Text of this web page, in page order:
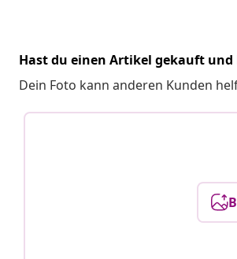
Hast du einen Artikel gekauft
Dein Foto kann anderen Kunden